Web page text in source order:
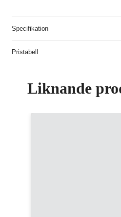
Specifikation
Pristabell
Liknande